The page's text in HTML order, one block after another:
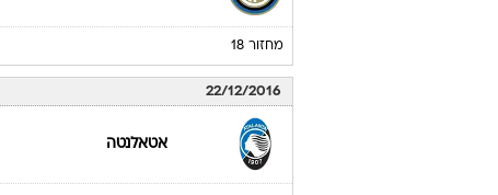
מחזור 18
22/12/2016
אטאלנטה